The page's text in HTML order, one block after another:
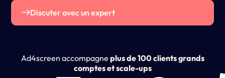
Discuter avec un expert
Ad4screen accompagne plus de 100 clients grands
comptes et scale-ups